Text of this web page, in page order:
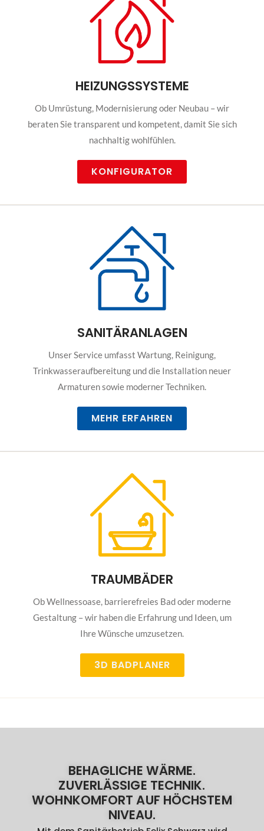
HEIZUNGSSYSTEME
Ob Umrüstung, Modernisierung oder Neubau – wir
beraten Sie transparent und kompetent, damit Sie sich
nachhaltig wohlfühlen.
KONFIGURATOR
SANITÄRANLAGEN
Unser Service umfasst Wartung, Reinigung,
Trinkwasseraufbereitung und die Installation neuer
Armaturen sowie moderner Techniken.
MEHR ERFAHREN
TRAUMBÄDER
Ob Wellnessoase, barrierefreies Bad oder moderne
Gestaltung – wir haben die Erfahrung und Ideen, um
Ihre Wünsche umzusetzen.
3D BADPLANER
BEHAGLICHE WÄRME.
ZUVERLÄSSIGE TECHNIK.
WOHNKOMFORT AUF HÖCHSTEM
NIVEAU.